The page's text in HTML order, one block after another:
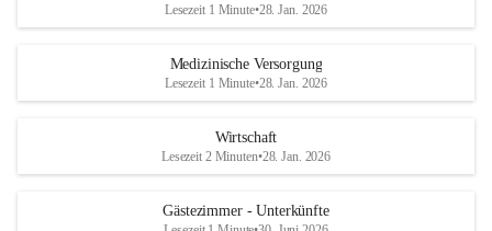
Lesezeit 1 Minute•28. Jan. 2026
Medizinische Versorgung
Lesezeit 1 Minute•28. Jan. 2026
Wirtschaft
Lesezeit 2 Minuten•28. Jan. 2026
Gästezimmer - Unterkünfte